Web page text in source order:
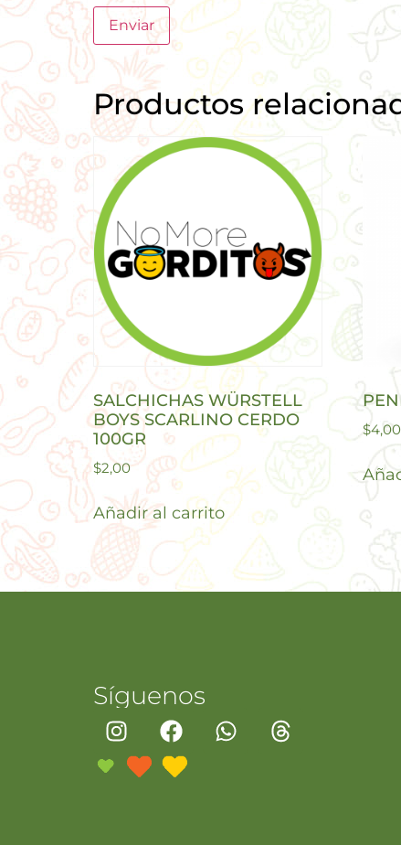
Productos
SALCHICHAS WÜRSTELL
BOYS SCARLINO CERDO
100GR
$2,00
Añadir al carrito
$4,00
Síguenos